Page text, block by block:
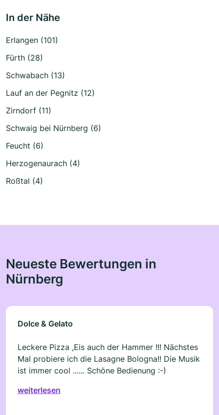
In der Nähe
Erlangen (101)
Fürth (28)
Schwabach (13)
Lauf an der Pegnitz (12)
Zirndorf (11)
Schwaig bei Nürnberg (6)
Feucht (6)
Herzogenaurach (4)
Roßtal (4)
Neueste Bewertungen in
Nürnberg
Dolce & Gelato
Leckere Pizza ,Eis auch der Hammer !!! Nächstes
Mal probiere ich die Lasagne Bologna!! Die Musik
ist immer cool ...... Schöne Bedienung :-)
weiterlesen